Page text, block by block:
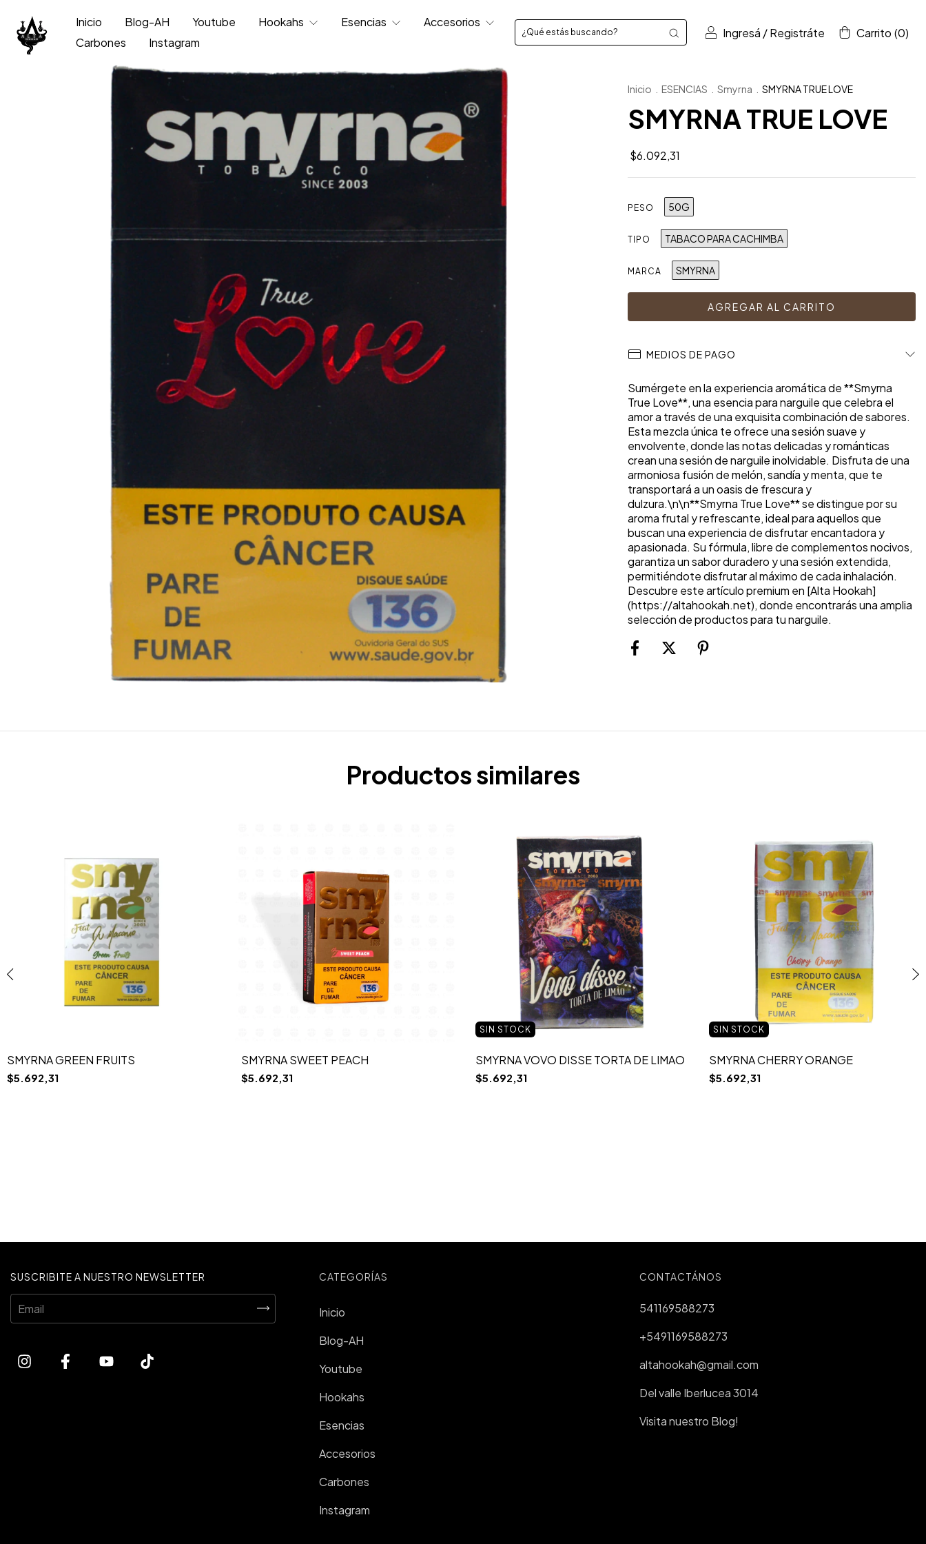
Inicio Blog-AH Youtube Hookahs Esencias
Accesorios
Carbones
Instagram
Ingresá /Registráte Carrito (0)
Inicio ESENCIAS Smyrna SMYRNA TRUE LOVE
SMYRNA TRUE LOVE
$6.092,31
PESO 50G
TIPO TABACO PARA CACHIMBA
MARCA SMYRNA
MEDIOS DE PAGO
Sumérgete en la experiencia aromática de **Smyrna
True Love**, una esencia para narguile que celebra el
amor a través de una exquisita combinación de sabores.
Esta mezcla única te ofrece una sesión suave y
envolvente, donde las notas delicadas y románticas
crean una sesión de narguile inolvidable. Disfruta de una
armoniosa fusión de melón, sandía y menta, que te
transportará a un oasis de frescura y
dulzura.\n\n**Smyrna True Love** se distingue por su
aroma frutal y refrescante, ideal para aquellos que
buscan una experiencia de disfrutar encantadora y
apasionada. Su fórmula, libre de complementos nocivos,
garantiza un sabor duradero y una sesión extendida,
permitiéndote disfrutar al máximo de cada inhalación.
Descubre este artículo premium en [Alta Hookah]
(https://altahookah.net), donde encontrarás una amplia
selección de productos para tu narguile.
Productos similares
SMYRNA GREEN FRUITS
$5.692,31
SMYRNA SWEET PEACH
$5.692,31
SIN STOCK
SMYRNA VOVO DISSE TORTA DE LIMAO
$5.692,31
SIN STOCK
SMYRNA CHERRY ORANGE
$5.692,31
SUSCRIBITE A NUESTRO NEWSLETTER CATEGORÍAS
Inicio
Blog-AH
Youtube
Hookahs
Esencias
Accesorios
Carbones
Instagram
CONTACTÁNOS
541169588273
+5491169588273
altahookah@gmail.com
Del valle Iberlucea 3014
Visita nuestro Blog!